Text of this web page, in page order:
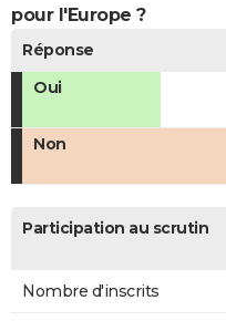
pour l'Europe ?
Réponse
Oui
Non
Participation au scrutin
Nombre d'inscrits